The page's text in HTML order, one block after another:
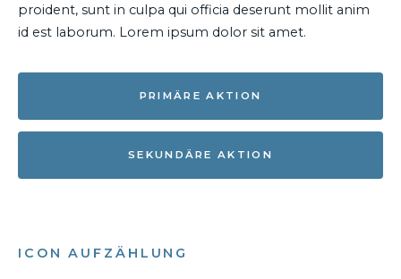
proident, sunt in culpa qui officia deserunt mollit anim
id est laborum. Lorem ipsum dolor sit amet.
PRIMÄRE AKTION
SEKUNDÄRE AKTION
ICON AUFZÄHLUNG